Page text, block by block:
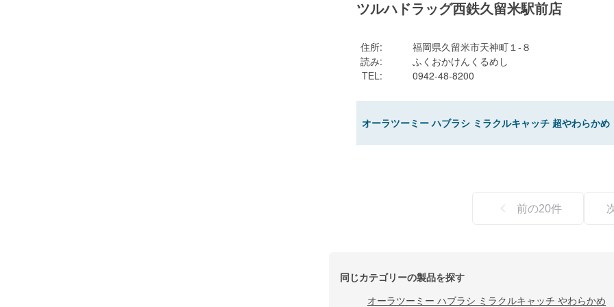
ツルハドラッグ西鉄久留米駅前店
住所:
福岡県久留米市天神町１-８
読み:
ふくおかけんくるめし
TEL: 0942-48-8200
オーラツーミー ハブラシ ミラクルキャッチ 超やわらかめ
前の20件
同じカテゴリーの製品を探す
オーラツーミー ハブラシ ミラクルキャッチ やわらかめ